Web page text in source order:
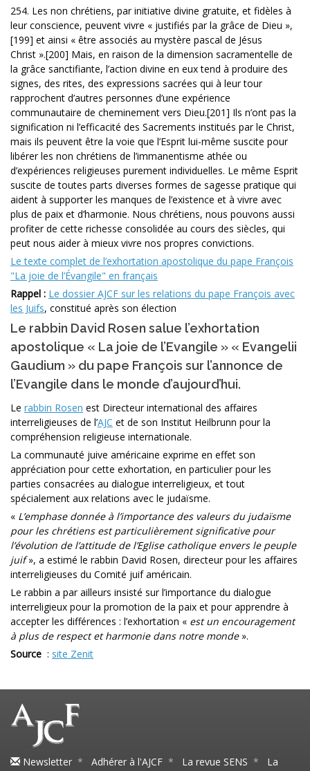
254. Les non chrétiens, par initiative divine gratuite, et fidèles à
leur conscience, peuvent vivre « justifiés par la grâce de Dieu »,
[199] et ainsi « être associés au mystère pascal de Jésus
Christ ».[200] Mais, en raison de la dimension sacramentelle de
la grâce sanctifiante, l’action divine en eux tend à produire des
signes, des rites, des expressions sacrées qui à leur tour
rapprochent d’autres personnes d’une expérience
communautaire de cheminement vers Dieu.[201] Ils n’ont pas la
signification ni l’efficacité des Sacrements institués par le Christ,
mais ils peuvent être la voie que l’Esprit lui-même suscite pour
libérer les non chrétiens de l’immanentisme athée ou
d’expériences religieuses purement individuelles. Le même Esprit
suscite de toutes parts diverses formes de sagesse pratique qui
aident à supporter les manques de l’existence et à vivre avec
plus de paix et d’harmonie. Nous chrétiens, nous pouvons aussi
profiter de cette richesse consolidée au cours des siècles, qui
peut nous aider à mieux vivre nos propres convictions.
Le texte complet de l’exhortation apostolique du pape François
"La joie de l’Évangile" en français
Rappel : Le dossier AJCF sur les relations du pape François avec
les Juifs, constitué après son élection
Le rabbin David Rosen salue l’exhortation
apostolique « La joie de l’Evangile » « Evangelii
Gaudium » du pape François sur l’annonce de
l’Evangile dans le monde d’aujourd’hui.
Le rabbin Rosen est Directeur international des affaires
interreligieuses de l’AJC et de son Institut Heilbrunn pour la
compréhension religieuse internationale.
La communauté juive américaine exprime en effet son
appréciation pour cette exhortation, en particulier pour les
parties consacrées au dialogue interreligieux, et tout
spécialement aux relations avec le judaïsme.
« L’emphase donnée à l’importance des valeurs du judaïsme
pour les chrétiens est particulièrement significative pour
l’évolution de l’attitude de l’Eglise catholique envers le peuple
juif», a estimé le rabbin David Rosen, directeur pour les affaires
interreligieuses du Comité juif américain.
Le rabbin a par ailleurs insisté sur l’importance du dialogue
interreligieux pour la promotion de la paix et pour apprendre à
accepter les différences : l’exhortation « est un encouragement
à plus de respect et harmonie dans notre monde».
Source : site Zenit
Newsletter * Adhérer à l'AJCF * La revue SENS * La